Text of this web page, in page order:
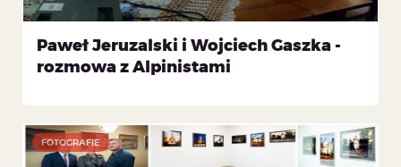
Paweł Jeruzalski i Wojciech Gaszka -
rozmowa z Alpinistami
FOTOGRAFIE